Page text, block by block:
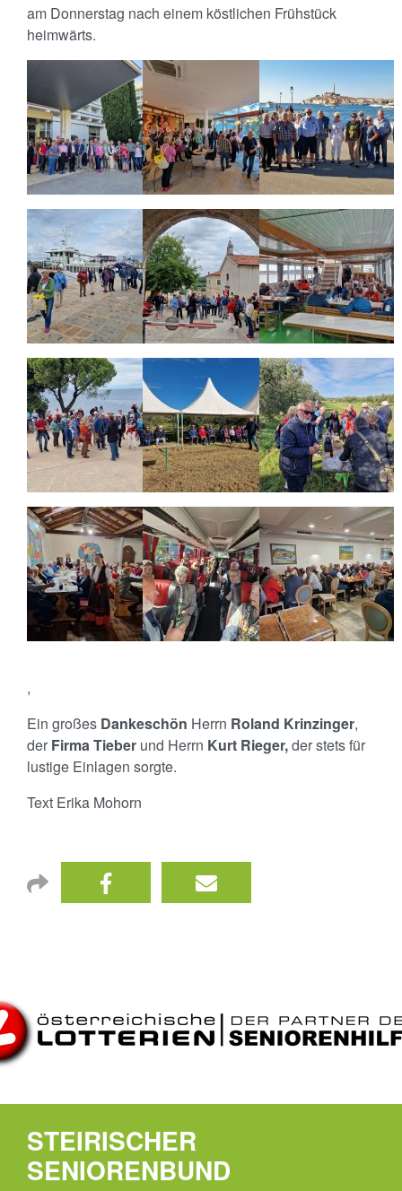
am Donnerstag nach einem köstlichen Frühstück
heimwärts.
,
Ein großes Dankeschön Herrn Roland Krinzinger,
der Firma Tieber und Herrn Kurt Rieger,der stets für
lustige Einlagen sorgte.
Text Erika Mohorn
STEIRISCHER
SENIORENBUND